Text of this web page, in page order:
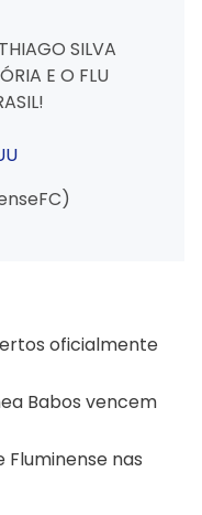
SILVA
E O FLU
oficialmente
Babos vencem
nas